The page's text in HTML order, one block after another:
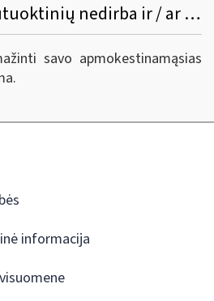
25. Kai vienas iš sutuoktinių nedirba ir / ar neturi pajamų, ar tas sutuoktinis, kurio gaunamos pajamos leidžia pasinaudoti pajamų mokesčio lengvata, galės sumažinti savo apmokestinamąsias pajamas 2000 eurų išlaidomis už automobilio ir buto remontą, nors jis pats bus sumokėjęs 1000 eurų už automobilio remontą, o 1000 eurų už buto remontą - jo žmona?
savo apmokestinamąsias
informacija